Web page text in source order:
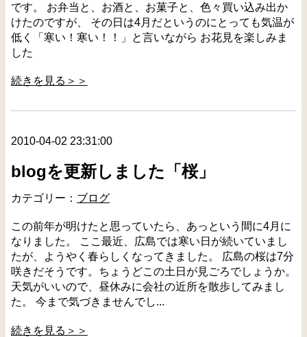
です。 お弁当と、お酒と、お菓子と、色々買い込み出か
けたのですが、 その日は4月だというのにとっても気温が
低く「寒い！寒い！！」と言いながら お花見を楽しみま
した
続きを見る＞＞
2010-04-02 23:31:00
blogを更新しました「桜」
カテゴリー： ブログ
この前年が明けたと思っていたら、あっという間に4月に
なりました。 ここ最近、広島では寒い日が続いていまし
たが、ようやく春らしくなってきました。 広島の桜は7分
咲きだそうです。ちょうどこの土日が見ごろでしょうか。
天気がいいので、昼休みに会社の近所を散歩してみまし
た。 今まで気づきませんでし...
続きを見る＞＞